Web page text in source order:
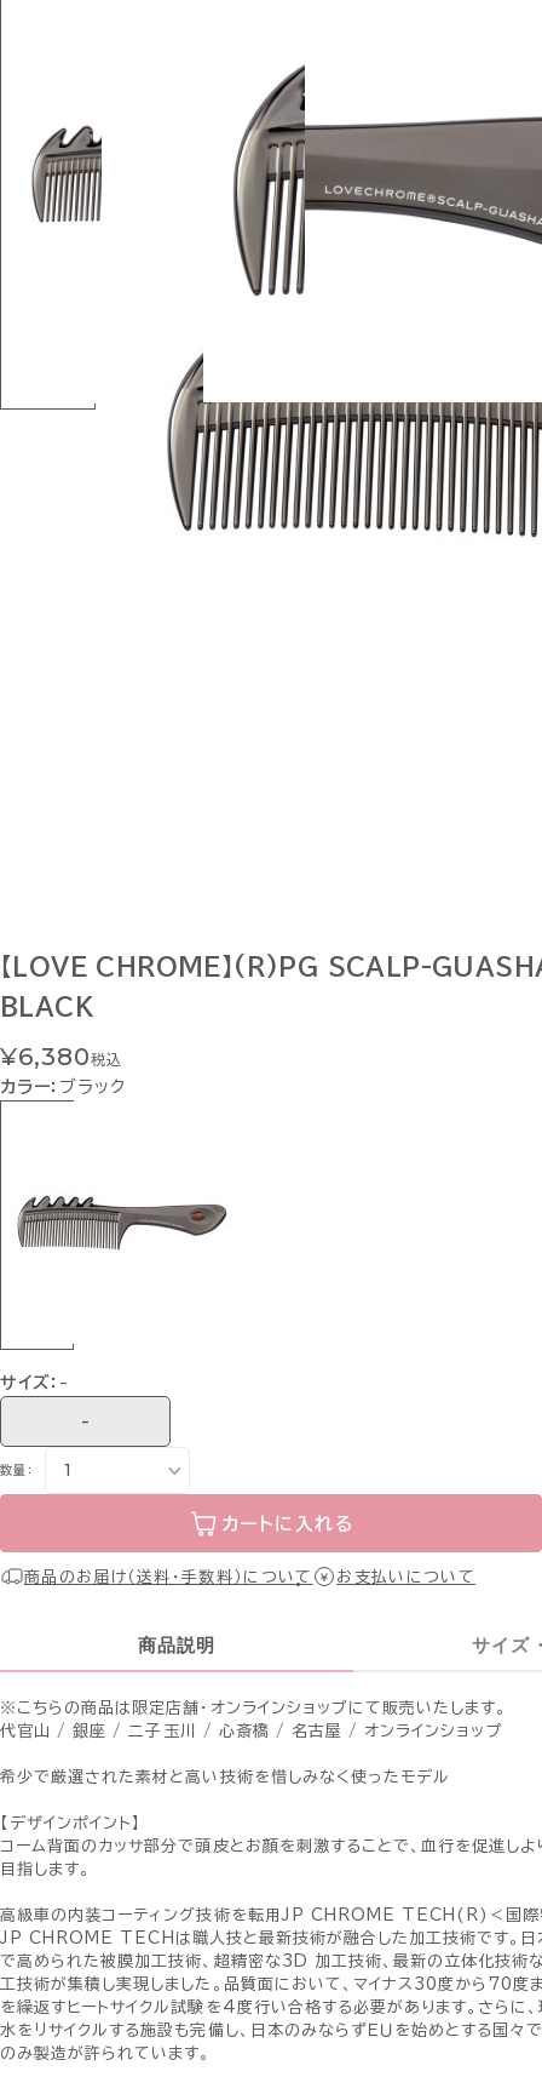
【LOVE CHROME】(R)PG SCALP-
BLACK
¥6,380税込
カラー： ブラック
サイズ： -
-
数量：
カートに入れる
商品のお届け（送料・手数料）について お支払いについて
商品説明 サイズ
※こちらの商品は限定店舗・オンラインショップにて販売いたします。
代官山 / 銀座 / 二子玉川 / 心斎橋 / 名古屋 / オンラインショップ
希少で厳選された素材と高い技術を惜しみなく使ったモデル
【デザインポイント】
コーム背面のカッサ部分で頭皮とお顔を刺激することで、血行を促進し
目指します。
高級車の内装コーティング技術を転用JP CHROME TECH(R)＜国際
JP CHROME TECHは職人技と最新技術が融合した加工技術です。日
で高められた被膜加工技術、超精密な3D 加工技術、最新の立体化技術
工技術が集積し実現しました。品質面において、マイナス30度から70度
を繰返すヒートサイクル試験を4度行い合格する必要があります。さらに
水をリサイクルする施設も完備し、日本のみならずＥＵを始めとする国々
のみ製造が許られています。